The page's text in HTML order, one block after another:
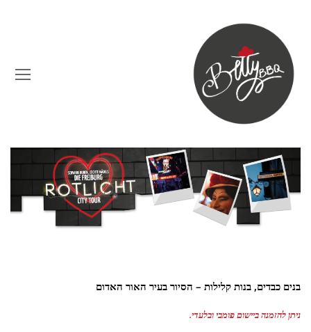
בנים כבדים, בנות קלילות – הסיור בעיר האור האדום
ניתן להזמנה ביישום פומבי ובלעדי.